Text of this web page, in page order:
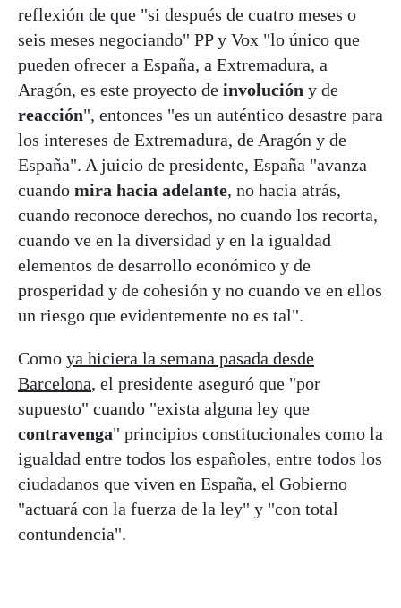
reflexión de que "si después de cuatro meses o
seis meses negociando" PP y Vox "lo único que
pueden ofrecer a España, a Extremadura, a
Aragón, es este proyecto de involución y de
reacción", entonces "es un auténtico desastre para
los intereses de Extremadura, de Aragón y de
España". A juicio de presidente, España "avanza
cuando mira hacia adelante, no hacia atrás,
cuando reconoce derechos, no cuando los recorta,
cuando ve en la diversidad y en la igualdad
elementos de desarrollo económico y de
prosperidad y de cohesión y no cuando ve en ellos
un riesgo que evidentemente no es tal".
Como ya hiciera la semana pasada desde
Barcelona, el presidente aseguró que "por
supuesto" cuando "exista alguna ley que
contravenga" principios constitucionales como la
igualdad entre todos los españoles, entre todos los
ciudadanos que viven en España, el Gobierno
"actuará con la fuerza de la ley" y "con total
contundencia".